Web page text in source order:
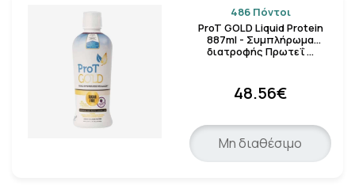
486 Πόντοι
ProT GOLD Liquid Protein
887ml - Συμπλήρωμα
διατροφής Πρωτεΐ …
48.56€
Μη διαθέσιμο